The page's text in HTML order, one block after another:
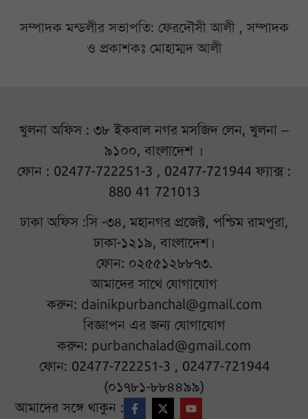
সম্পাদক মন্ডলীর সভাপতি: ফেরদৌসী আলী , সম্পাদক
ও প্রকাশকঃ মোহাম্মদ আলী
খুলনা অফিস : ৩৮ ইকবাল নগর মসজিদ লেন, খুলনা –
৯১০০, বাংলাদেশ ।
ফোন : 02477-722251-3 , 02477-721944 ফ্যাক্স :
880 41 721013
ঢাকা অফিস :সি -৩৪, মহানগর প্রজেক্ট, পশ্চিম রামপুরা,
ঢাকা-১২১৯, বাংলাদেশ।
ফোন: ০২৫৫১২৮৮৭৩.
আমাদের সাথে যোগাযোগ
করুন: dainikpurbanchal@gmail.com
বিজ্ঞাপন এর জন্য যোগাযোগ
করুন: purbanchalad@gmail.com
ফোন: 02477-722251-3 , 02477-721944
(০১৭৮১-৮৮৪৪৯৯)
আমাদের সঙ্গে থাকুন :